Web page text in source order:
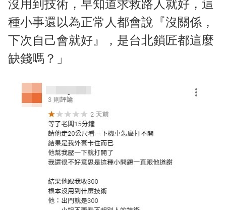
沒用到技術，早知道求救路人就好，這
種小事還以為正常人都會說『沒關係，
下次自己會就好』，是台北鎖匠都這麼
缺錢嗎？」